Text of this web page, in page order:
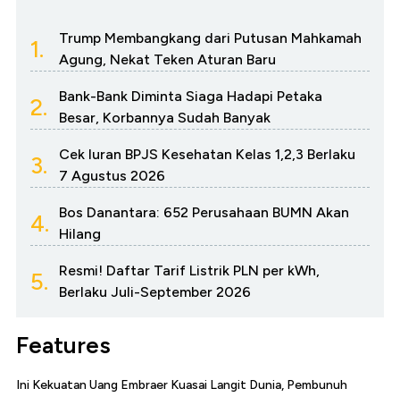
1.
Trump Membangkang dari Putusan Mahkamah
Agung, Nekat Teken Aturan Baru
2.
Bank-Bank Diminta Siaga Hadapi Petaka
Besar, Korbannya Sudah Banyak
3.
Cek Iuran BPJS Kesehatan Kelas 1,2,3 Berlaku
7 Agustus 2026
4.
Bos Danantara: 652 Perusahaan BUMN Akan
Hilang
5.
Resmi! Daftar Tarif Listrik PLN per kWh,
Berlaku Juli-September 2026
Features
Ini Kekuatan Uang Embraer Kuasai Langit Dunia, Pembunuh